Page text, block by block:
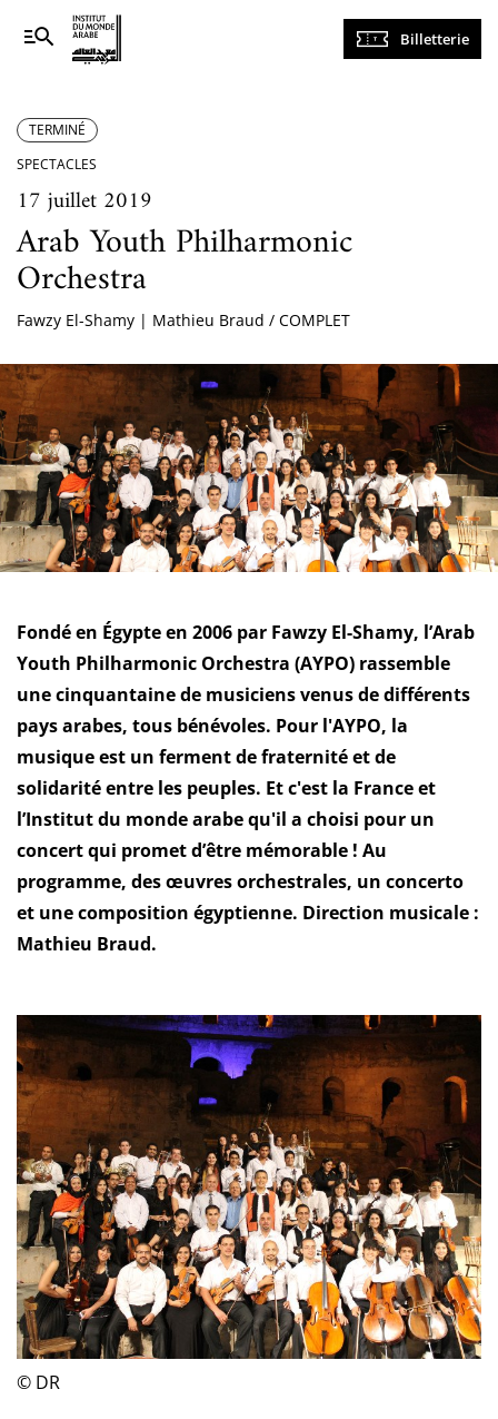
Navigation
principale
Billetterie
TERMINÉ
SPECTACLES
17 juillet 2019
Arab Youth Philharmonic
Orchestra
Fawzy El-Shamy | Mathieu Braud / COMPLET
Fondé en Égypte en 2006 par Fawzy El-Shamy, l’Arab
Youth Philharmonic Orchestra (AYPO) rassemble
une cinquantaine de musiciens venus de différents
pays arabes, tous bénévoles. Pour l'AYPO, la
musique est un ferment de fraternité et de
solidarité entre les peuples. Et c'est la France et
l’Institut du monde arabe qu'il a choisi pour un
concert qui promet d’être mémorable ! Au
programme, des œuvres orchestrales, un concerto
et une composition égyptienne. Direction musicale :
Mathieu Braud.
© DR